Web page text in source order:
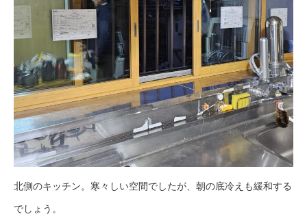
北側のキッチン。寒々しい空間でしたが、朝の底冷えも緩和する
でしょう。